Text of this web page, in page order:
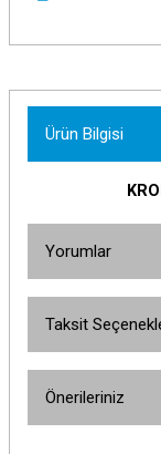
Ürün Bilgisi
Yorumlar
Taksit
Önerileriniz